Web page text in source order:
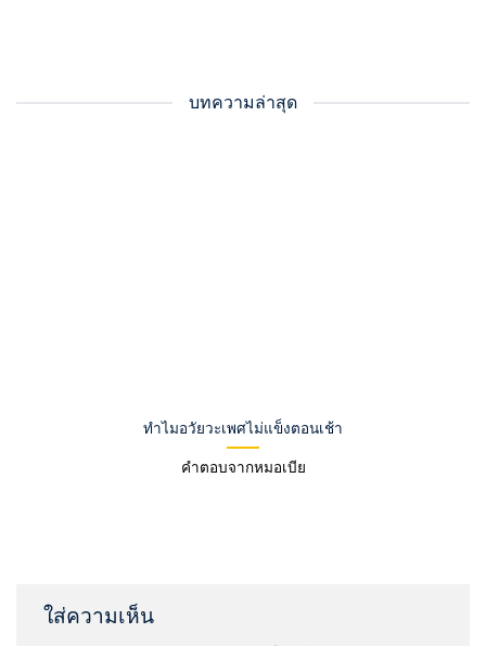
บทความล่าสุด
ทำไมอวัยวะเพศไม่แข็งตอนเช้า
คำตอบจากหมอเบีย
ใส่ความเห็น